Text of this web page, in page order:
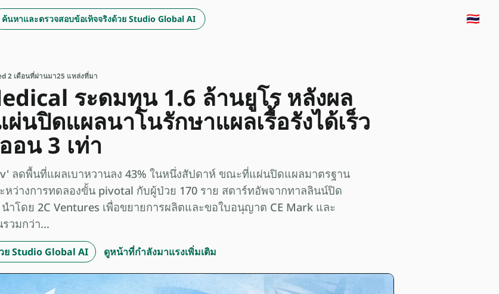
ค้นหาและตรวจสอบข้อเท็จจริงด้วย Studio Global AI 🇹🇭
2 เดือนที่ผ่านมา25 แหล่งที่มา
ระดมทุน 1.6 ล้านยูโร หลังผล
นปิดแผลนาโนรักษาแผลเรื้อรังได้เร็ว
อน 3 เท่า
ลดพื้นที่แผลเบาหวานลง 43% ในหนึ่งสัปดาห์ ขณะที่แผ่นปิดแผลมาตรฐาน
หว่างการทดลองขั้น pivotal กับผู้ป่วย 170 ราย สตาร์ทอัพจากทาลลินน์ปิด
ำโดย 2C Ventures เพื่อขยายการผลิตและขอใบอนุญาต CE Mark และ
วมกว่า...
ย Studio Global AI ดูหน้าที่กำลังมาแรงเพิ่มเติม